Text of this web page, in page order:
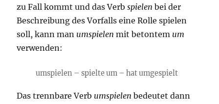
zu Fall kommt und das Verbspielen bei der
Beschreibung des Vorfalls eine Rolle spielen
soll, kann man umspielen mit betontem um
verwenden:
umspielen – spielte um – hat umgespielt
Das trennbare Verb umspielen bedeutet dann